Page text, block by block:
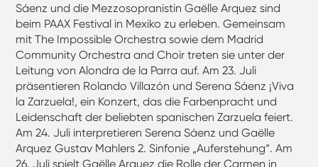
Sáenz und die Mezzosopranistin Gaëlle Arquez sind
beim PAAX Festival in Mexiko zu erleben. Gemeinsam
mit The Impossible Orchestra sowie dem Madrid
Community Orchestra and Choir treten sie unter der
Leitung von Alondra de la Parra auf. Am 23. Juli
präsentieren Rolando Villazón und Serena Sáenz ¡Viva
la Zarzuela!, ein Konzert, das die Farbenpracht und
Leidenschaft der beliebten spanischen Zarzuela feiert.
Am 24. Juli interpretieren Serena Sáenz und Gaëlle
Arquez Gustav Mahlers 2. Sinfonie „Auferstehung“. Am
26. Juli spielt Gaëlle Arquez die Rolle der Carmen in